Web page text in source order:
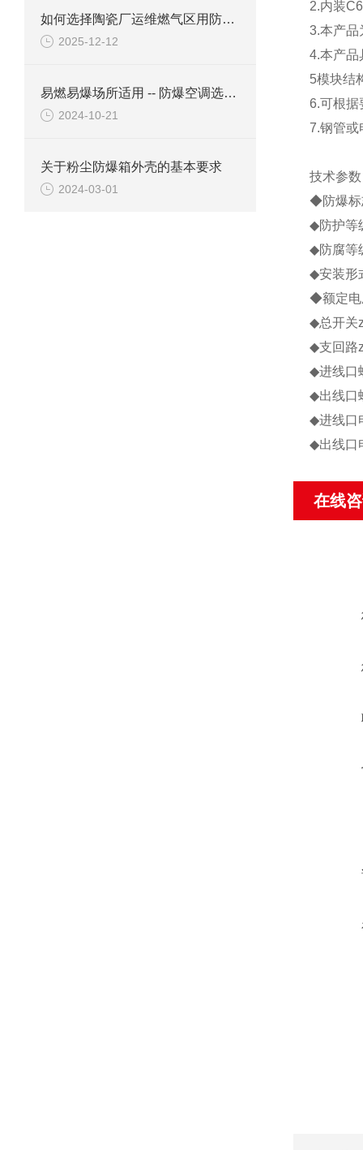
如何选择陶瓷厂运维燃气区用防爆柜？
2025-12-12
易燃易爆场所适用 -- 防爆空调选购六要素
2024-10-21
关于粉尘防爆箱外壳的基本要求
2024-03-01
2.内装
3.本产品
4.本产品
5模块结
6.可根据
7.钢管或
技术参数
◆防爆标
◆防护等
◆防腐等
◆安装形
◆额定电
◆总开关
◆支回路
◆进线口
◆出线口
◆进线口
◆出线口
在线